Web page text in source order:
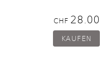
CHF 28.00